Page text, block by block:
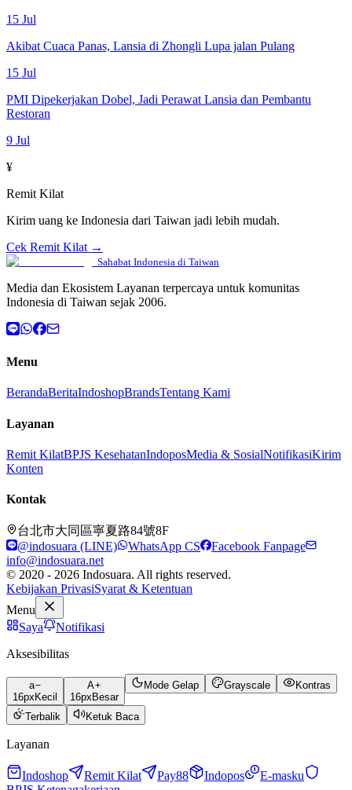
15 Jul
Akibat Cuaca Panas, Lansia di Zhongli Lupa jalan Pulang
15 Jul
PMI Dipekerjakan Dobel, Jadi Perawat Lansia dan Pembantu
Restoran
9 Jul
¥
Remit Kilat
Kirim uang ke Indonesia dari Taiwan jadi lebih mudah.
Cek Remit Kilat →
Sahabat Indonesia di Taiwan
Media dan Ekosistem Layanan terpercaya untuk komunitas
Indonesia di Taiwan sejak 2006.
Menu
BerandaBeritaIndoshopBrandsTentang Kami
Layanan
Remit KilatBPJS KesehatanIndoposMedia & SosialNotifikasiKirim
Konten
Kontak
台北市大同區寧夏路84號8F
@indosuara (LINE)
WhatsApp CS
Facebook Fanpage
info@indosuara.net
© 2020 - 2026 Indosuara. All rights reserved.
Kebijakan PrivasiSyarat & Ketentuan
Menu
Saya
Notifikasi
Aksesibilitas
a
16px Kecil
A
16px Besar
Mode Gelap Grayscale Kontras
Terbalik Ketuk Baca
Layanan
Indoshop Remit Kilat Pay88 Indopos
E-masku